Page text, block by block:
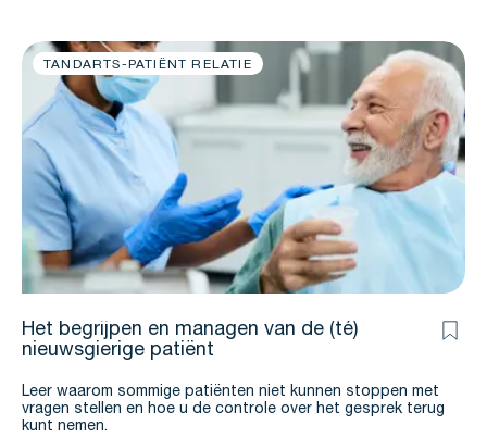
TANDARTS-PATIËNT RELATIE
Het begrijpen en managen van de (té)
nieuwsgierige patiënt
Leer waarom sommige patiënten niet kunnen stoppen met
vragen stellen en hoe u de controle over het gesprek terug
kunt nemen.